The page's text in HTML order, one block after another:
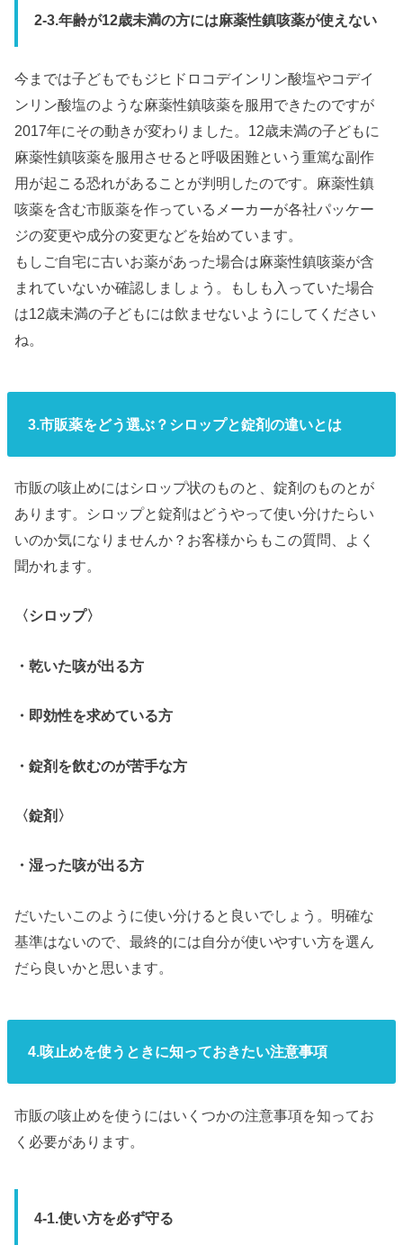
2-3.年齢が12歳未満の方には麻薬性鎮咳薬が使えない
今までは子どもでもジヒドロコデインリン酸塩やコデイ
ンリン酸塩のような麻薬性鎮咳薬を服用できたのですが
2017年にその動きが変わりました。12歳未満の子どもに
麻薬性鎮咳薬を服用させると呼吸困難という重篤な副作
用が起こる恐れがあることが判明したのです。麻薬性鎮
咳薬を含む市販薬を作っているメーカーが各社パッケー
ジの変更や成分の変更などを始めています。
もしご自宅に古いお薬があった場合は麻薬性鎮咳薬が含
まれていないか確認しましょう。もしも入っていた場合
は12歳未満の子どもには飲ませないようにしてください
ね。
3.市販薬をどう選ぶ？シロップと錠剤の違いとは
市販の咳止めにはシロップ状のものと、錠剤のものとが
あります。シロップと錠剤はどうやって使い分けたらい
いのか気になりませんか？お客様からもこの質問、よく
聞かれます。
〈シロップ〉
・乾いた咳が出る方
・即効性を求めている方
・錠剤を飲むのが苦手な方
〈錠剤〉
・湿った咳が出る方
だいたいこのように使い分けると良いでしょう。明確な
基準はないので、最終的には自分が使いやすい方を選ん
だら良いかと思います。
4.咳止めを使うときに知っておきたい注意事項
市販の咳止めを使うにはいくつかの注意事項を知ってお
く必要があります。
4-1.使い方を必ず守る